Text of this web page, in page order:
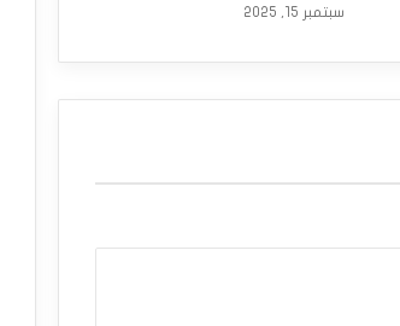
سبتمبر 15, 2025